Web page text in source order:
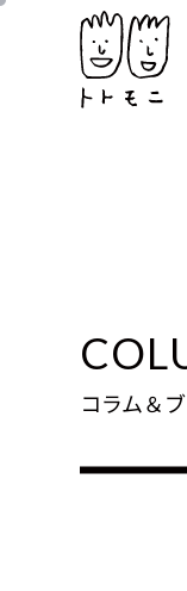
コラム＆